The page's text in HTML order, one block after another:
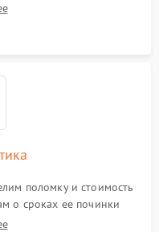
поломку и стоимость
о сроках ее починки